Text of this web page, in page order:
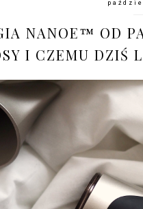
NANOE™ OD
I CZEMU DZIŚ